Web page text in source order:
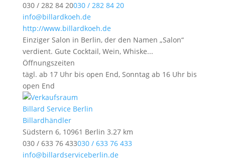
030 / 282 84 20030 / 282 84 20
info@billardkoeh.de
http://www.billardkoeh.de
Einziger Salon in Berlin, der den Namen „Salon“
verdient. Gute Cocktail, Wein, Whiske...
Öffnungszeiten
tägl. ab 17 Uhr bis open End, Sonntag ab 16 Uhr bis
open End
Billard Service Berlin
Billardhändler
Südstern 6, 10961 Berlin 3.27 km
030 / 633 76 433030 / 633 76 433
info@billardserviceberlin.de